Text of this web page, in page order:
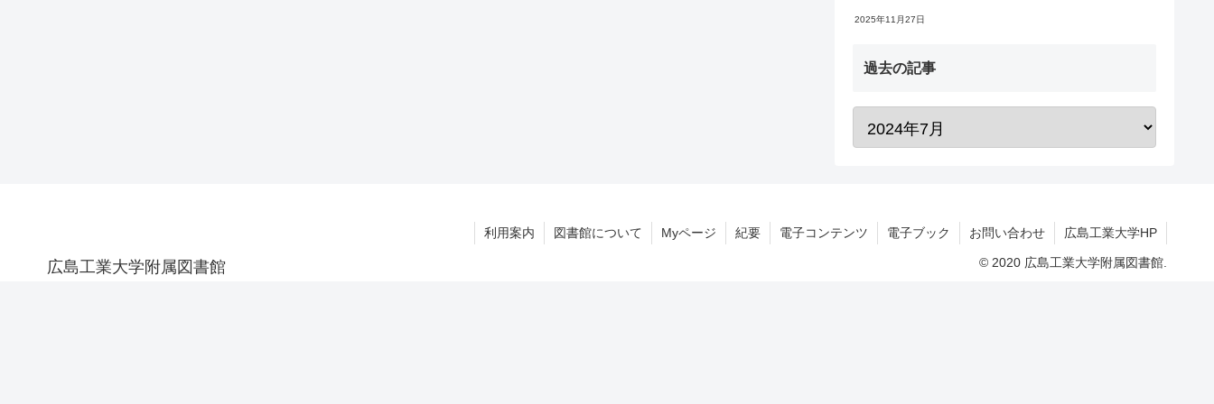
2025年11月27日
過去の記事
広島工業大学附属図書館
利用案内 図書館について Myページ 紀要 電子コンテンツ 電子ブック お問い合わせ 広島工業大学HP
© 2020 広島工業大学附属図書館.